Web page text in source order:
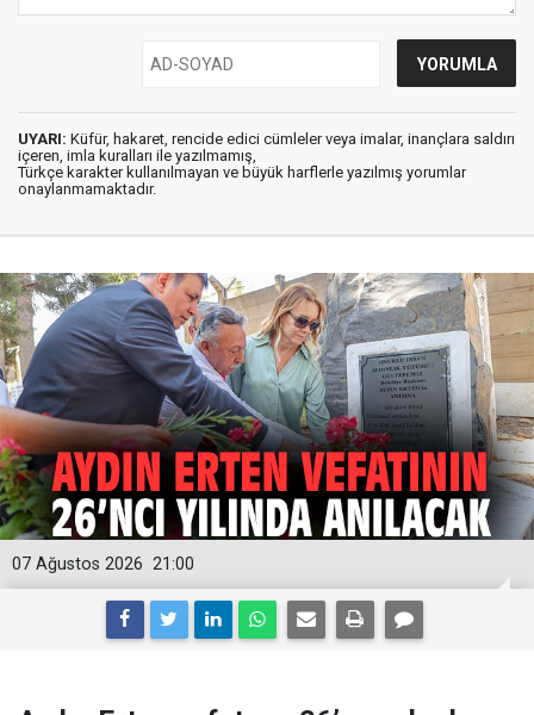
UYARI: Küfür, hakaret, rencide edici cümleler veya imalar, inançlara saldırı
içeren, imla kuralları ile yazılmamış,
Türkçe karakter kullanılmayan ve büyük harflerle yazılmış yorumlar
onaylanmamaktadır.
21:00
07 Ağustos 2026